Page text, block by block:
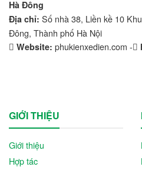
Hà Đông
Địa chỉ: Số nhà 38, Liền kề 10
Đông, Thành phố Hà Nội
Website: phukienxedien.com -
GIỚI THIỆU
Giới thiệu
Hợp tác